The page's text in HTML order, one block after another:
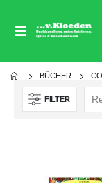
Navigation
BÜCHER
FILTER